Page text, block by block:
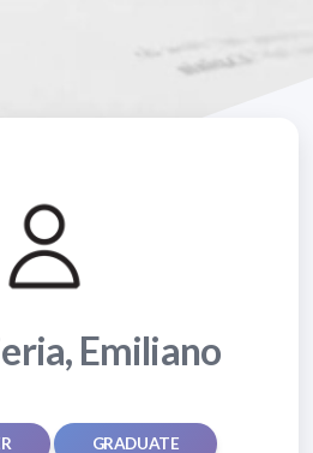
Emiliano
GRADUATE